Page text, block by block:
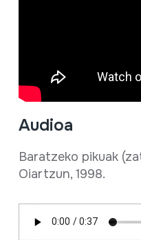
Audioa
Baratzeko pikuak
Oiartzun, 1998.